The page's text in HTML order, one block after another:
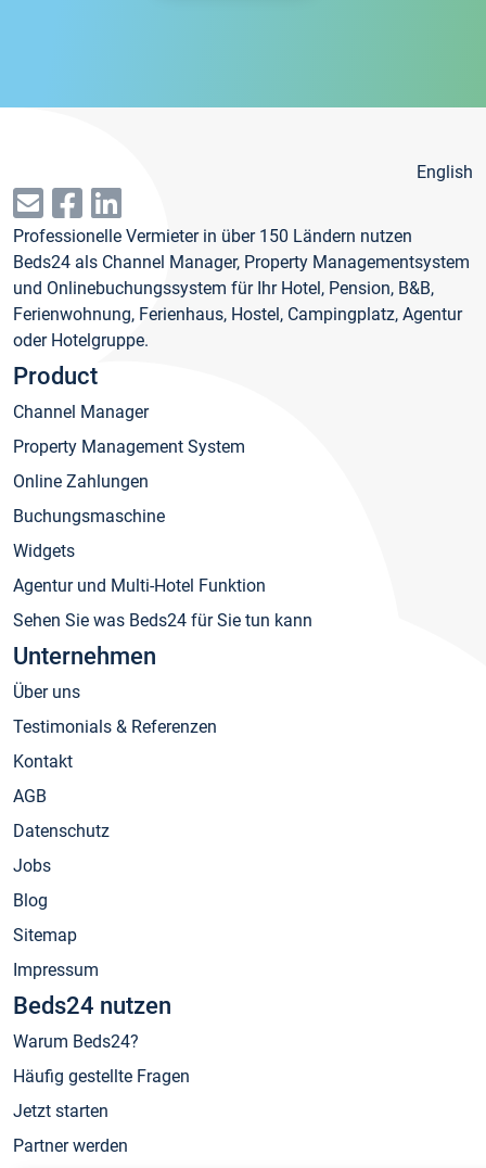
English
Professionelle Vermieter in über 150 Ländern nutzen
Beds24 als Channel Manager, Property Managementsystem
und Onlinebuchungssystem für Ihr Hotel, Pension, B&B,
Ferienwohnung, Ferienhaus, Hostel, Campingplatz, Agentur
oder Hotelgruppe.
Product
Channel Manager
Property Management System
Online Zahlungen
Buchungsmaschine
Widgets
Agentur und Multi-Hotel Funktion
Sehen Sie was Beds24 für Sie tun kann
Unternehmen
Über uns
Testimonials & Referenzen
Kontakt
AGB
Datenschutz
Jobs
Blog
Sitemap
Impressum
Beds24 nutzen
Warum Beds24?
Häufig gestellte Fragen
Jetzt starten
Partner werden